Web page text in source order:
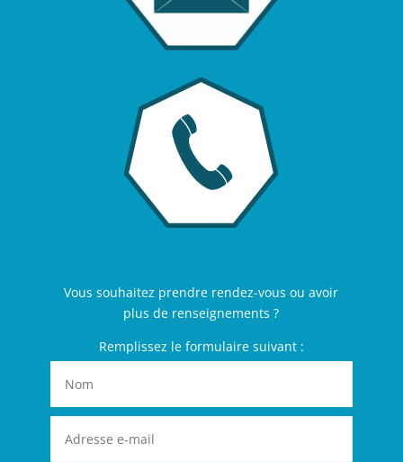
Vous souhaitez prendre rendez-vous ou avoir
plus de renseignements ?
Remplissez le formulaire suivant :